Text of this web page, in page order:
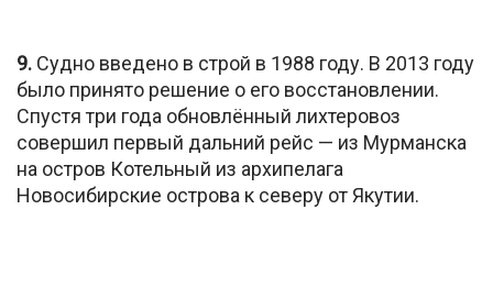
9. Судно введено в строй в 1988 году. В 2013 году
было принято решение о его восстановлении.
Спустя три года обновлённый лихтеровоз
совершил первый дальний рейс — из Мурманска
на остров Котельный из архипелага
Новосибирские острова к северу от Якутии.